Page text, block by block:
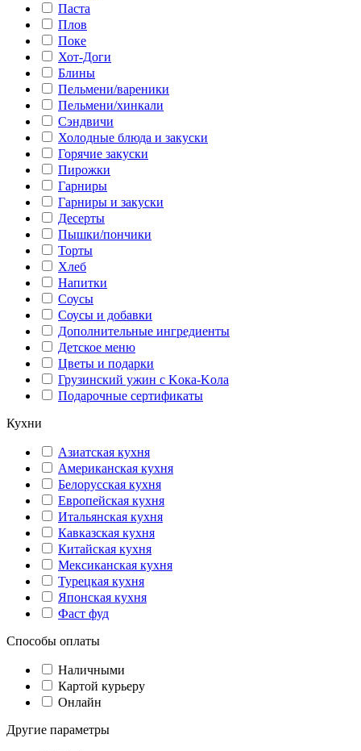
Паста
Плов
Поке
Хот-Доги
Блины
Пельмени/вареники
Пельмени/хинкали
Сэндвичи
Холодные блюда и закуски
Горячие закуски
Пирожки
Гарниры
Гарниры и закуски
Десерты
Пышки/пончики
Торты
Хлеб
Напитки
Соусы
Соусы и добавки
Дополнительные ингредиенты
Детское меню
Цветы и подарки
Грузинский ужин с Kока-Kола
Подарочные сертификаты
Кухни
Азиатская кухня
Американская кухня
Белорусская кухня
Европейская кухня
Итальянская кухня
Кавказская кухня
Китайская кухня
Мексиканская кухня
Турецкая кухня
Японская кухня
Фаст фуд
Способы оплаты
Наличными
Картой курьеру
Онлайн
Другие параметры